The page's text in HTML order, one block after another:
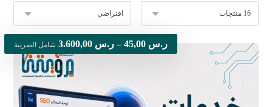
ر.س –ر.س شامل الضريبة